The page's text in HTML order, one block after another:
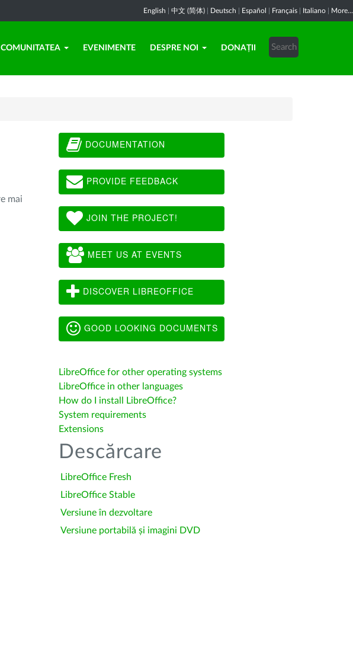
English 中文 (简体) Deutsch Español Français Italiano More...
COMUNITATEA EVENIMENTE DESPRE NOI DONAȚII
mai
DOCUMENTATION
PROVIDE FEEDBACK
JOIN THE PROJECT!
MEET US AT EVENTS
DISCOVER LIBREOFFICE
GOOD LOOKING DOCUMENTS
LibreOffice for other operating systems
LibreOffice in other languages
How do I install LibreOffice?
System requirements
Extensions
Descărcare
LibreOffice Fresh
LibreOffice Stable
Versiune în dezvoltare
Versiune portabilă și imagini DVD